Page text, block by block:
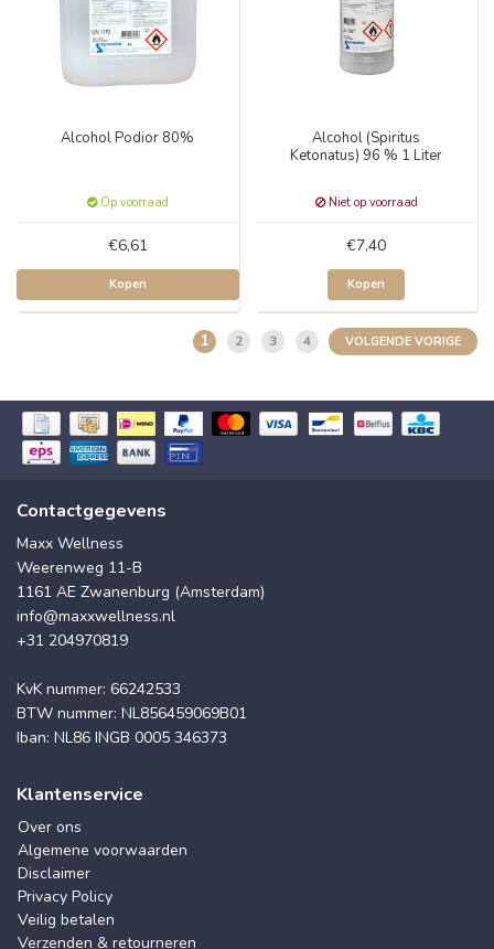
Alcohol Podior 80%
Op voorraad
€6,61
Kopen
Alcohol (Spiritus
Ketonatus) 96 % 1 Liter
Niet op voorraad
€7,40
Kopen
1 2 3 4 VOLGENDE VORIGE
Contactgegevens
Maxx Wellness
Weerenweg 11-B
1161 AE Zwanenburg (Amsterdam)
info@maxxwellness.nl
+31 204970819
KvK nummer: 66242533
BTW nummer: NL856459069B01
Iban: NL86 INGB 0005 346373
Klantenservice
Over ons
Algemene voorwaarden
Disclaimer
Privacy Policy
Veilig betalen
Verzenden & retourneren